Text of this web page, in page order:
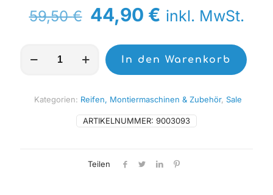
59,50€ Ursprünglicher
Preis
war:
59,50 €
44,90 € Aktueller
ist:
44,90 €.
inkl. MwSt.
Reifen
MINI
In den Warenkorb
ARTIKELNUMMER: 9003093
Kategorien: Reifen, Montiermaschinen & Zubehör, Sale
Teilen